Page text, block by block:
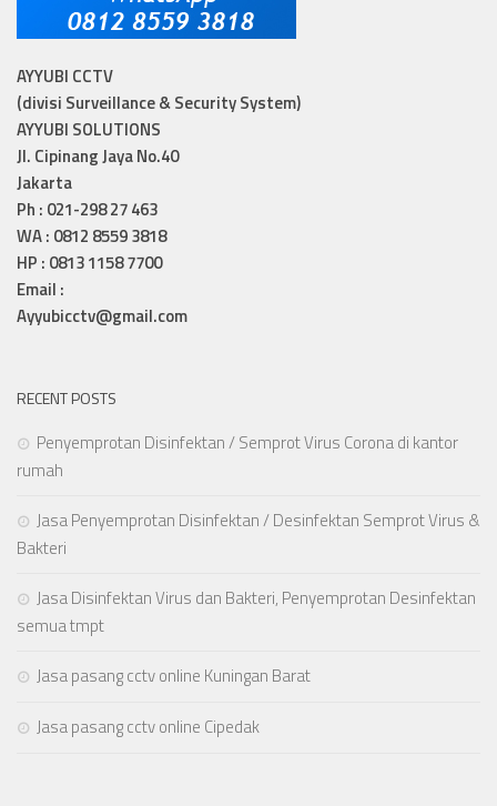
AYYUBI CCTV
(divisi Surveillance & Security System)
AYYUBI SOLUTIONS
Jl. Cipinang Jaya No.40
Jakarta
Ph : 021-298 27 463
WA : 0812 8559 3818
HP : 0813 1158 7700
Email :
Ayyubicctv@gmail.com
RECENT POSTS
Penyemprotan Disinfektan / Semprot Virus Corona di kantor
rumah
Jasa Penyemprotan Disinfektan / Desinfektan Semprot Virus &
Bakteri
Jasa Disinfektan Virus dan Bakteri, Penyemprotan Desinfektan
semua tmpt
Jasa pasang cctv online Kuningan Barat
Jasa pasang cctv online Cipedak